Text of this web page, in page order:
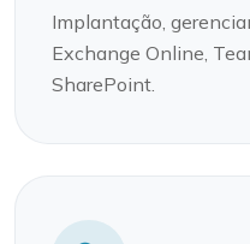
Implantação,
Exchange Online,
SharePoint.